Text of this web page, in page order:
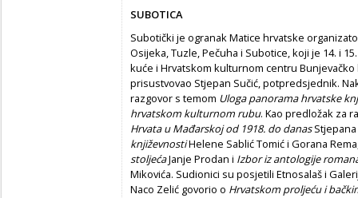
SUBOTICA
Subotički je ogranak Matice hrvatske
Osijeka, Tuzle, Pečuha i Subotice, koji je 14. i
kuće i Hrvatskom kulturnom centru
prisustvovao Stjepan Sučić, potpredsjednik.
razgovor s temom Uloga panorama hrvatske
hrvatskom kulturnom rubu. Kao predložak za
Hrvata u Mađarskoj od 1918. do danas
književnostiHelene Sablić Tomić i Gorana
stoljećaJanje Prodan i Izbor iz antologije
Mikovića. Sudionici su posjetili Etnosalaš i
Naco Zelić govorio o Hrvatskom proljeću i